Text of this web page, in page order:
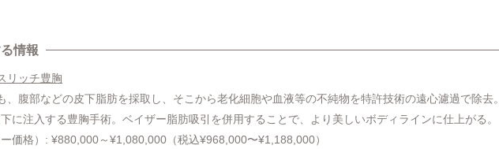
情報
リッチ豊胸
、腹部などの皮下脂肪を採取し、そこから老化細胞や血液等の不純物を特許技術の遠心濾過で除去。
に注入する豊胸手術。ベイザー脂肪吸引を併用することで、より美しいボディラインに仕上がる。
価格）: ¥880,000～¥1,080,000（税込¥968,000〜¥1,188,000）